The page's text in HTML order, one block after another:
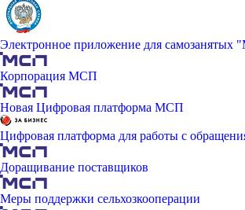
Электронное приложение для самозанятых
Корпорация МСП
Новая Цифровая платформа МСП
Цифровая платформа для работы с
Доращивание поставщиков
Меры поддержки сельхозкооперации